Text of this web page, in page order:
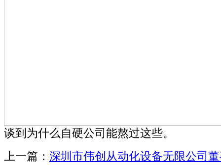
谈到为什么自硬公司能熬过这些。
上一篇： 深圳市伟创从动化设备无限公司